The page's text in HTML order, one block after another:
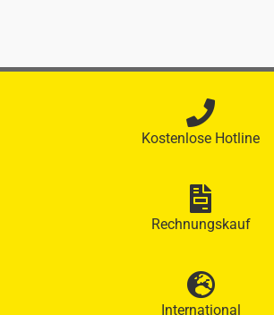
Kostenlose Hotline
Rechnungskauf
International